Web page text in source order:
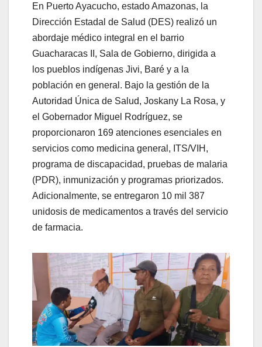
En Puerto Ayacucho, estado Amazonas, la
Dirección Estadal de Salud (DES) realizó un
abordaje médico integral en el barrio
Guacharacas II, Sala de Gobierno, dirigida a
los pueblos indígenas Jivi, Baré y a la
población en general. Bajo la gestión de la
Autoridad Única de Salud, Joskany La Rosa, y
el Gobernador Miguel Rodríguez, se
proporcionaron 169 atenciones esenciales en
servicios como medicina general, ITS/VIH,
programa de discapacidad, pruebas de malaria
(PDR), inmunización y programas priorizados.
Adicionalmente, se entregaron 10 mil 387
unidosis de medicamentos a través del servicio
de farmacia.